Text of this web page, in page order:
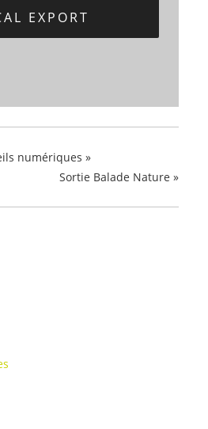
EXPORT
numériques »
Sortie Balade Nature »